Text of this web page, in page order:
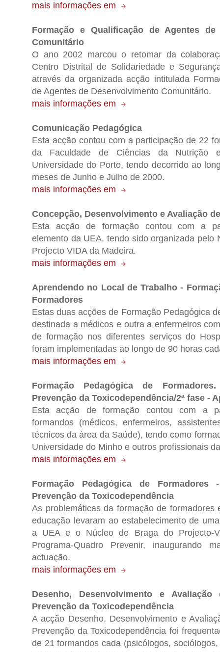
mais informações em
Formação e Qualificação de Agentes de
Comunitário
O ano 2002 marcou o retomar da
Centro Distrital de Solidariedade e
através da organizada acção intitulada
de Agentes de Desenvolvimento Comunitário.
mais informações em
Comunicação Pedagógica
Esta acção contou com a participação de 22
da Faculdade de Ciências da Nutrição
Universidade do Porto, tendo decorrido ao
meses de Junho e Julho de 2000.
mais informações em
Concepção, Desenvolvimento e Avaliação
Esta acção de formação contou com a
elemento da UEA, tendo sido organizada pelo
Projecto VIDA da Madeira.
mais informações em
Aprendendo no Local de Trabalho -
Formadores
Estas duas acções de Formação Pedagógica
destinada a médicos e outra a enfermeiros
de formação nos diferentes serviços do
foram implementadas ao longo de 90 horas
mais informações em
Formação Pedagógica de
Prevenção da Toxicodependência/2ª fase -
Esta acção de formação contou com a
formandos (médicos, enfermeiros,
técnicos da área da Saúde), tendo como
Universidade do Minho e outros profissionais
mais informações em
Formação Pedagógica de Formadores
Prevenção da Toxicodependência
As problemáticas da formação de formadores
educação levaram ao estabelecimento de
a UEA e o Núcleo de Braga do Projecto-
Programa-Quadro Prevenir, inaugurando
actuação.
mais informações em
Desenho, Desenvolvimento e
Prevenção da Toxicodependência
A acção Desenho, Desenvolvimento e
Prevenção da Toxicodependência foi
de 21 formandos cada (psicólogos,